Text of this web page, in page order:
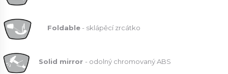
Foldable - sklápěcí zrcátko
Solid mirror - odolný chromovaný ABS